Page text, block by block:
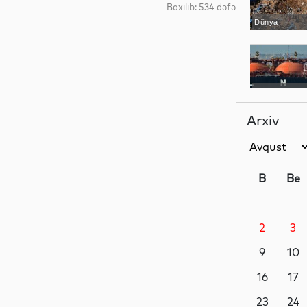
Baxılıb: 534 dəfə
Dünya
Dünya
Dünya
Siyasət
Arxiv
B Be
2
3
9
10
16
17
23
24